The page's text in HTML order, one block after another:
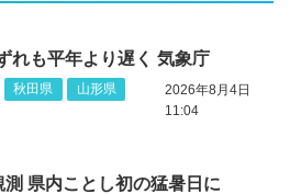
れも平年より遅く 気象庁
秋田県
山形県
2026年8月4日
11:04
県内ことし初の猛暑日に